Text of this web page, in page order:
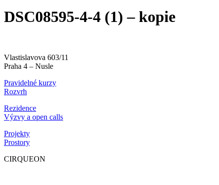
DSC08595-4-4 (1) – kopie
Vlastislavova 603/11
Praha 4 – Nusle
Pravidelné kurzy
Rozvrh
Rezidence
Výzvy a open calls
Projekty
Prostory
CIRQUEON